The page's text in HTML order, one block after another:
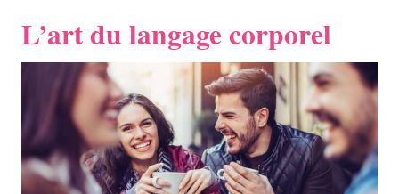
L’art du langage corporel